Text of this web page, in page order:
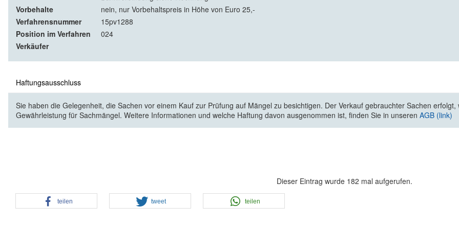
Vorbehalte
nein, nur Vorbehaltspreis in Höhe von Euro 25,-
Verfahrensnummer
15pv1288
Position im Verfahren
024
Verkäufer
Haftungsausschluss
Sie haben die Gelegenheit, die Sachen vor einem Kauf zur Prüfung auf Mängel zu besichtigen. Der Verkauf gebrauchter Sachen
Gewährleistung für Sachmängel. Weitere Informationen und welche Haftung davon ausgenommen ist, finden Sie in unseren AGB (link)
Dieser Eintrag wurde 182 mal aufgerufen.
teilen tweet teilen